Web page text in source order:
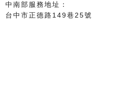
中南部服務地址：
台中市正德路149巷25號